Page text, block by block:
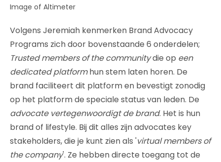
Image of Altimeter
Volgens Jeremiah kenmerken Brand Advocacy
Programs zich door bovenstaande 6 onderdelen;
Trusted members of the communitydie op een
dedicated platformhun stem laten horen. De
brand faciliteert dit platform en bevestigt zonodig
op het platform de speciale status van leden. De
advocate vertegenwoordigt de brand. Het is hun
brand of lifestyle. Bij dit alles zijn advocates key
stakeholders, die je kunt zien als 'virtual members of
the company'. Ze hebben directe toegang tot de